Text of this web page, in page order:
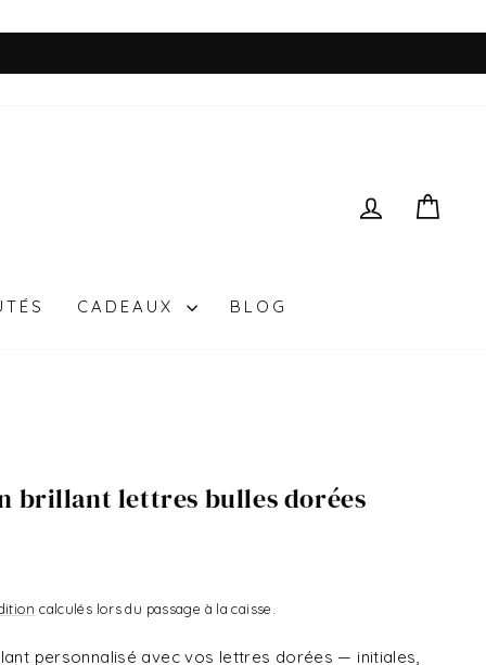
SE
CADEAUX BLOG
brillant lettres bulles dorées
calculés lors du passage à la caisse.
personnalisé avec vos lettres dorées — initiales,